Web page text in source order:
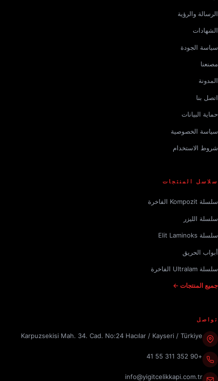
الرسالة والرؤية
الشهادات
سياسة الجودة
مصنعنا
المدونة
اتصل بنا
حماية البيانات
سياسة الخصوصية
شروط الاستخدام
سلاسل المنتجات
سلسلة Kompozit الفاخرة
سلسلة الليزر
سلسلة Elit Laminoks
أبواب الحريق
سلسلة Ultralam الفاخرة
جميع المنتجات ←
تواصل
Karpuzsekisi Mah. 34. Cad. No:24 Hacılar / Kayseri / Türkiye
+90 352 311 55 41
info@yigitcelikkapi.com.tr